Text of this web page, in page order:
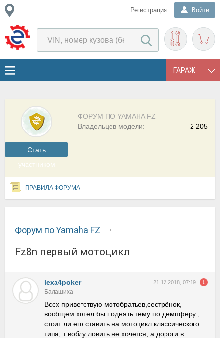
Регистрация Войти
ГАРАЖ
Cтать
участником
ФОРУМ ПО YAMAHA FZ
2 205
Владельцев модели:
ПРАВИЛА ФОРУМА
Форум по Yamaha FZ
Fz8n первый мотоцикл
lexa4poker 21.12.2018, 07:19
Балашиха
Всех приветствую мотобратьев,сестрёнок,
вообщем хотел бы поднять тему по демпферу ,
стоит ли его ставить на мотоцикл классического
типа, т воблу ловить не хочется, а дороги в